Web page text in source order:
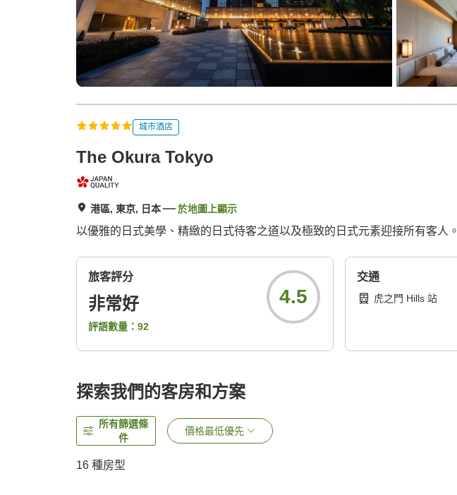
h
城市酒店
The Okura Tokyo
港區, 東京, 日本 於地圖上顯示
以優雅的日式美學、精緻的日式待客之道以及極致的日式元素迎接所有客人。
旅客評分
非常好
評語數量： 92
4.5
交通
虎之門 Hills 站
探索我們的客房和方案
所有篩選條
件
價格最低優先
16 種房型